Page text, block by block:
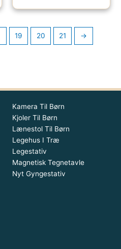
19 20 21 →
Kamera Til Børn
Kjoler Til Børn
Lænestol Til Børn
Legehus I Træ
Legestativ
Magnetisk Tegnetavle
Nyt Gyngestativ